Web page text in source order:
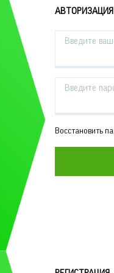
АВТОРИЗАЦИЯ
Введите
Введите
Восстановить